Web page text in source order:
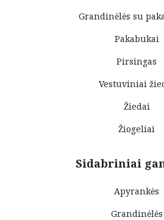
Grandinėlės su
Pakabukai
Pirsingas
Vestuviniai
Žiedai
Žiogeliai
Sidabriniai
Apyrankės
Grandinėlės